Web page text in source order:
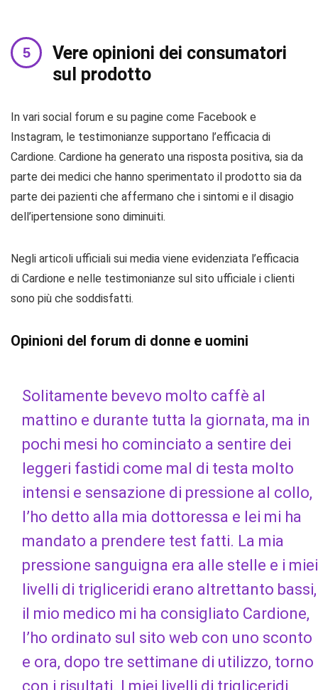
Vere opinioni dei consumatori
sul prodotto
In vari social forum e su pagine come Facebook e
Instagram, le testimonianze supportano l’efficacia di
Cardione. Cardione ha generato una risposta positiva, sia da
parte dei medici che hanno sperimentato il prodotto sia da
parte dei pazienti che affermano che i sintomi e il disagio
dell’ipertensione sono diminuiti.
Negli articoli ufficiali sui media viene evidenziata l’efficacia
di Cardione e nelle testimonianze sul sito ufficiale i clienti
sono più che soddisfatti.
Opinioni del forum di donne e uomini
Solitamente bevevo molto caffè al
mattino e durante tutta la giornata, ma in
pochi mesi ho cominciato a sentire dei
leggeri fastidi come mal di testa molto
intensi e sensazione di pressione al collo,
l’ho detto alla mia dottoressa e lei mi ha
mandato a prendere test fatti. La mia
pressione sanguigna era alle stelle e i miei
livelli di trigliceridi erano altrettanto bassi,
il mio medico mi ha consigliato Cardione,
l’ho ordinato sul sito web con uno sconto
e ora, dopo tre settimane di utilizzo, torno
con i risultati. I miei livelli di trigliceridi